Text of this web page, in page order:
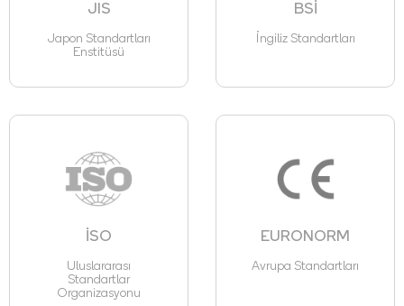
JIS
Japon Standartları
Enstitüsü
BSİ
İngiliz Standartları
İSO
Uluslararası
Standartlar
Organizasyonu
EURONORM
Avrupa Standartları